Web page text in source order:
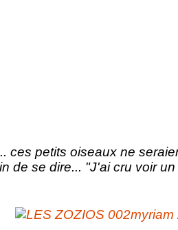
ces petits oiseaux ne
de se dire... "J'ai cru voir